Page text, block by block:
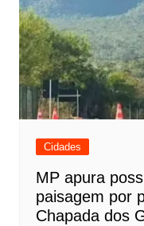
Cidades
MP apura
paisagem por
Chapada dos